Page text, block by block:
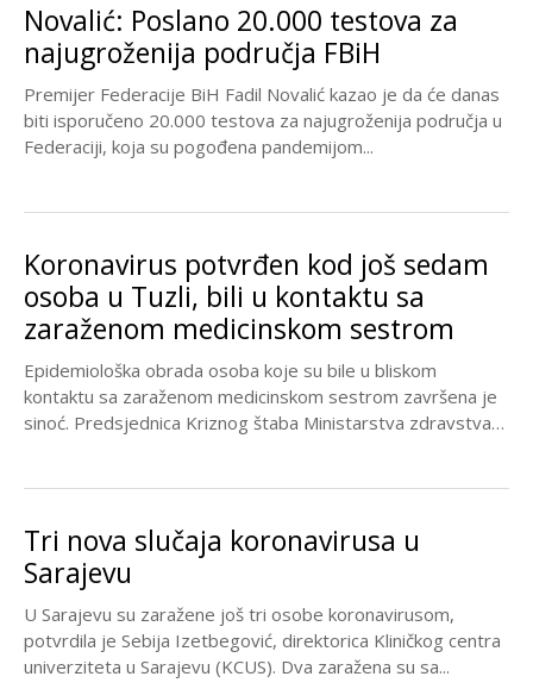
Novalić: Poslano 20.000 testova za
najugroženija područja FBiH
Premijer Federacije BiH Fadil Novalić kazao je da će danas
biti isporučeno 20.000 testova za najugroženija područja u
Federaciji, koja su pogođena pandemijom...
Koronavirus potvrđen kod još sedam
osoba u Tuzli, bili u kontaktu sa
zaraženom medicinskom sestrom
Epidemiološka obrada osoba koje su bile u bliskom
kontaktu sa zaraženom medicinskom sestrom završena je
sinoć. Predsjednica Kriznog štaba Ministarstva zdravstva
Tri nova slučaja koronavirusa u
Sarajevu
U Sarajevu su zaražene još tri osobe koronavirusom,
potvrdila je Sebija Izetbegović, direktorica Kliničkog centra
univerziteta u Sarajevu (KCUS). Dva zaražena su sa...